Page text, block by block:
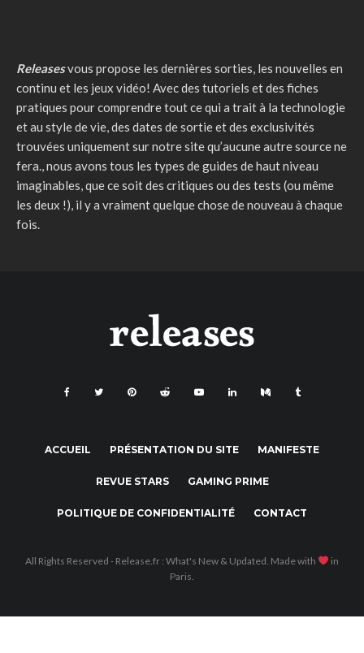
Releasesvous propose les dernières sorties, les nouvelles en
continu et les jeux vidéo! Avec des tutoriels et des fiches
pratiques pour comprendre tout ce qui a trait à la technologie
et au style de vie, des dates de sortie et des exclusivités
trouvées uniquement sur notre site qu’aucune autre source ne
fera., nous avons tous les types de guides de haut niveau
imaginables, que ce soit des critiques ou des tests (ou même
les deux !), il y a vraiment quelque chose de nouveau à chaque
fois.
ACCUEIL PRÉSENTATION DU SITE MANIFESTE
REVUE STARS GAMING PRIME
POLITIQUE DE CONFIDENTIALITÉ CONTACT
All Rights Reserved - Release.fr : What's New & Updated. Made with
in
Paris.